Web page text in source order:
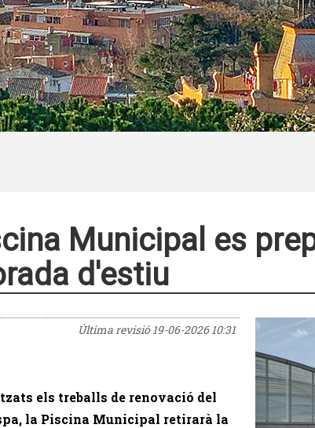
Municipal es
d'estiu
Última revisió19-06-2026 10:31
els treballs de renovació del
la Piscina Municipal retirarà la